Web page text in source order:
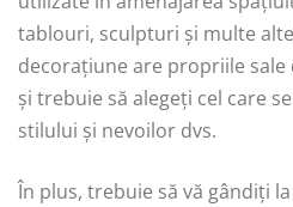
tablouri, sculpturi și multe
decorațiune are propriile sale
și trebuie să alegeți cel care
stilului și nevoilor dvs.
În plus, trebuie să vă gândiți